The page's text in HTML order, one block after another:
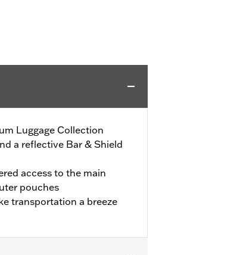
Luggage Collection
a reflective Bar & Shield
access to the main
pouches
transportation a breeze